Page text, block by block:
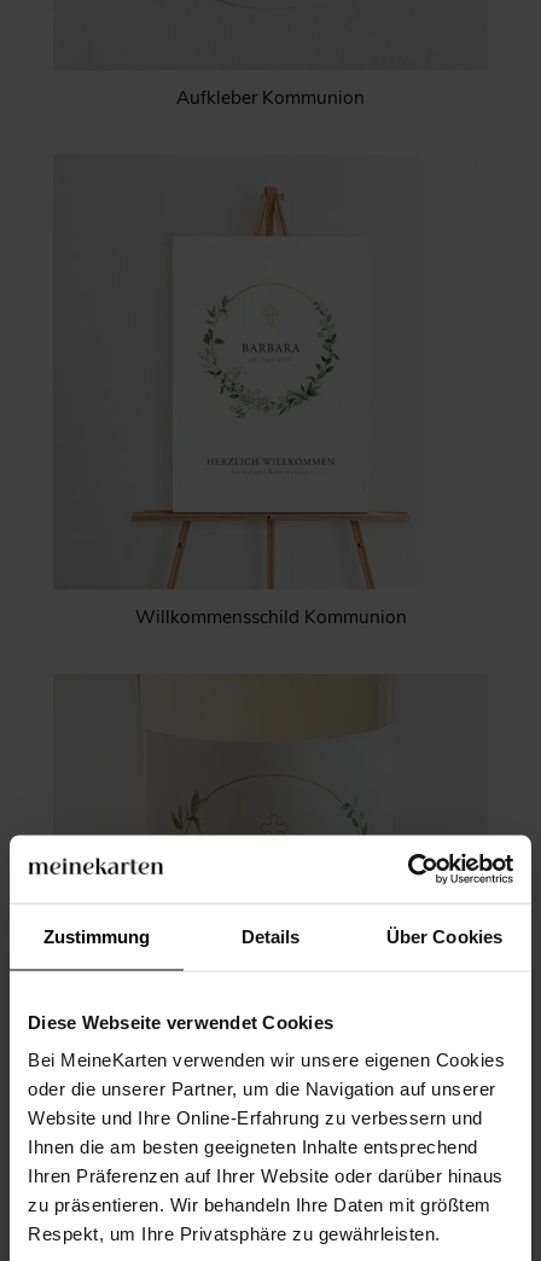
Zustimmung Details Über Cookies
Diese Webseite verwendet Cookies
Bei MeineKarten verwenden wir unsere eigenen Cookies
oder die unserer Partner, um die Navigation auf unserer
Website und Ihre Online-Erfahrung zu verbessern und
Ihnen die am besten geeigneten Inhalte entsprechend
Ihren Präferenzen auf Ihrer Website oder darüber hinaus
zu präsentieren. Wir behandeln Ihre Daten mit größtem
Respekt, um Ihre Privatsphäre zu gewährleisten.
Aufkleber Kommunion
Willkommensschild Kommunion
Flaschenetikett Kommunion